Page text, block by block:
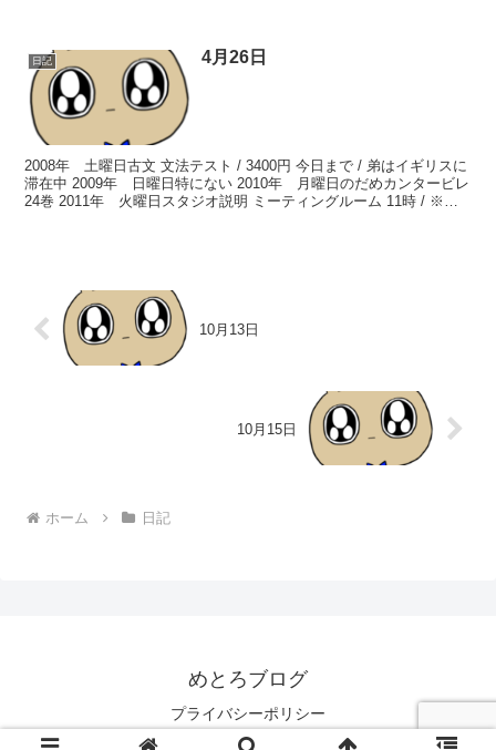
日記 4月26日
2008年 土曜日古文 文法テスト / 3400円 今日まで / 弟はイギリスに
滞在中 2009年 日曜日特にない 2010年 月曜日のだめカンタービレ
24巻 2011年 火曜日スタジオ説明 ミーティングルーム 11時 / ※企
10月13日
10月15日
ホーム 日記
めとろブログ
プライバシーポリシー